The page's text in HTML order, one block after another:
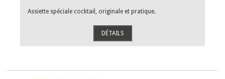
Assiette spéciale cocktail, originale et pratique.
DÉTAILS